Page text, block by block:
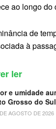
ao longo
de
à
ler
e umidade
Grosso do Sul
AGOSTO DE 2026